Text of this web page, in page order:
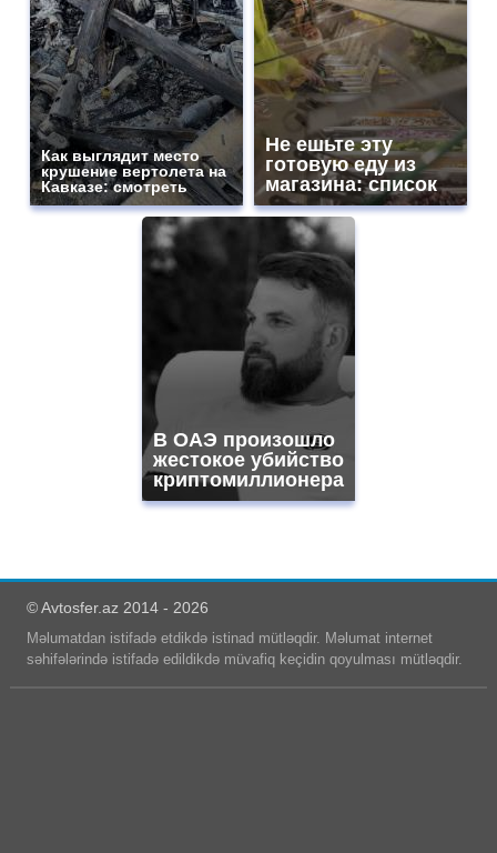
Как выглядит место
крушение вертолета на
Кавказе: смотреть
Не ешьте эту
готовую еду из
магазина: список
В ОАЭ произошло
жестокое убийство
криптомиллионера
© Avtosfer.az 2014 - 2026
Məlumatdan istifadə etdikdə istinad mütləqdir. Məlumat internet
səhifələrində istifadə edildikdə müvafiq keçidin qoyulması mütləqdir.